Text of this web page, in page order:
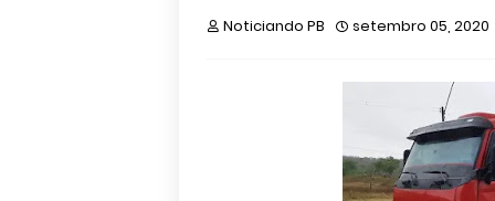
Noticiando PB setembro 05, 2020